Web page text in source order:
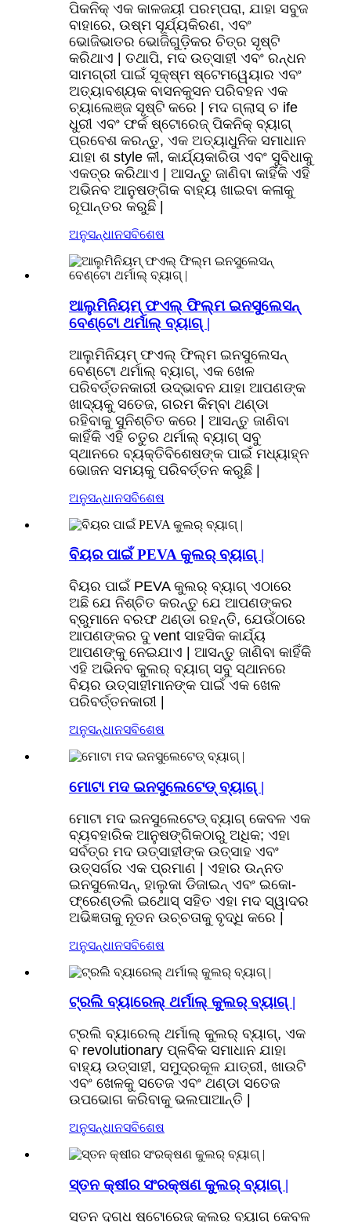
ପିକନିକ୍ ଏକ କାଳଜୟୀ ପରମ୍ପରା, ଯାହା ସବୁଜ
ବାହାରେ, ଉଷ୍ମ ସୂର୍ଯ୍ୟକିରଣ, ଏବଂ
ଭୋଜିଭାତର ଭୋଜିଗୁଡ଼ିକର ଚିତ୍ର ସୃଷ୍ଟି
କରିଥାଏ | ତଥାପି, ମଦ ଉତ୍ସାହୀ ଏବଂ ରନ୍ଧନ
ସାମଗ୍ରୀ ପାଇଁ ସୂକ୍ଷ୍ମ ଷ୍ଟେମୱେୟାର ଏବଂ
ଅତ୍ୟାବଶ୍ୟକ ବାସନକୁସନ ପରିବହନ ଏକ
ଚ୍ୟାଲେଞ୍ଜ ସୃଷ୍ଟି କରେ | ମଦ ଗ୍ଲାସ୍ ଚ ife
ଧୁରୀ ଏବଂ ଫର୍କ ଷ୍ଟୋରେଜ୍ ପିକନିକ୍ ବ୍ୟାଗ୍
ପ୍ରବେଶ କରନ୍ତୁ, ଏକ ଅତ୍ୟାଧୁନିକ ସମାଧାନ
ଯାହା ଶ style ଳୀ, କାର୍ଯ୍ୟକାରିତା ଏବଂ ସୁବିଧାକୁ
ଏକତ୍ର କରିଥାଏ | ଆସନ୍ତୁ ଜାଣିବା କାହିଁକି ଏହି
ଅଭିନବ ଆନୁଷଙ୍ଗିକ ବାହ୍ୟ ଖାଇବା କଳାକୁ
ରୂପାନ୍ତର କରୁଛି |
ଅନୁସନ୍ଧାନସବିଶେଷ
ଆଲୁମିନିୟମ୍ ଫଏଲ୍ ଫିଲ୍ମ ଇନସୁଲେସନ୍
ବେଣ୍ଟୋ ଥର୍ମାଲ୍ ବ୍ୟାଗ୍ |
ଆଲୁମିନିୟମ୍ ଫଏଲ୍ ଫିଲ୍ମ ଇନସୁଲେସନ୍
ବେଣ୍ଟୋ ଥର୍ମାଲ୍ ବ୍ୟାଗ୍, ଏକ ଖେଳ
ପରିବର୍ତ୍ତନକାରୀ ଉଦ୍ଭାବନ ଯାହା ଆପଣଙ୍କ
ଖାଦ୍ୟକୁ ସତେଜ, ଗରମ କିମ୍ବା ଥଣ୍ଡା
ରହିବାକୁ ସୁନିଶ୍ଚିତ କରେ | ଆସନ୍ତୁ ଜାଣିବା
କାହିଁକି ଏହି ଚତୁର ଥର୍ମାଲ୍ ବ୍ୟାଗ୍ ସବୁ
ସ୍ଥାନରେ ବ୍ୟକ୍ତିବିଶେଷଙ୍କ ପାଇଁ ମଧ୍ୟାହ୍ନ
ଭୋଜନ ସମୟକୁ ପରିବର୍ତ୍ତନ କରୁଛି |
ଅନୁସନ୍ଧାନସବିଶେଷ
ବିୟର ପାଇଁ PEVA କୁଲର୍ ବ୍ୟାଗ୍ |
ବିୟର ପାଇଁ PEVA କୁଲର୍ ବ୍ୟାଗ୍ ଏଠାରେ
ଅଛି ଯେ ନିଶ୍ଚିତ କରନ୍ତୁ ଯେ ଆପଣଙ୍କର
ବ୍ରୁମାନେ ବରଫ ଥଣ୍ଡା ରହନ୍ତି, ଯେଉଁଠାରେ
ଆପଣଙ୍କର ଦୁ vent ସାହସିକ କାର୍ଯ୍ୟ
ଆପଣଙ୍କୁ ନେଇଯାଏ | ଆସନ୍ତୁ ଜାଣିବା କାହିଁକି
ଏହି ଅଭିନବ କୁଲର୍ ବ୍ୟାଗ୍ ସବୁ ସ୍ଥାନରେ
ବିୟର ଉତ୍ସାହୀମାନଙ୍କ ପାଇଁ ଏକ ଖେଳ
ପରିବର୍ତ୍ତନକାରୀ |
ଅନୁସନ୍ଧାନସବିଶେଷ
ମୋଟା ମଦ ଇନସୁଲେଟେଡ୍ ବ୍ୟାଗ୍ |
ମୋଟା ମଦ ଇନସୁଲେଟେଡ୍ ବ୍ୟାଗ୍ କେବଳ ଏକ
ବ୍ୟବହାରିକ ଆନୁଷଙ୍ଗିକଠାରୁ ଅଧିକ; ଏହା
ସର୍ବତ୍ର ମଦ ଉତ୍ସାହୀଙ୍କ ଉତ୍ସାହ ଏବଂ
ଉତ୍ସର୍ଗର ଏକ ପ୍ରମାଣ | ଏହାର ଉନ୍ନତ
ଇନସୁଲେସନ୍, ହାଲୁକା ଡିଜାଇନ୍ ଏବଂ ଇକୋ-
ଫ୍ରେଣ୍ଡଲି ଇଥୋସ୍ ସହିତ ଏହା ମଦ ସ୍ୱାଦର
ଅଭିଜ୍ଞତାକୁ ନୂତନ ଉଚ୍ଚତାକୁ ବୃଦ୍ଧି କରେ |
ଅନୁସନ୍ଧାନସବିଶେଷ
ଟ୍ରଲି ବ୍ୟାରେଲ୍ ଥର୍ମାଲ୍ କୁଲର୍ ବ୍ୟାଗ୍ |
ଟ୍ରଲି ବ୍ୟାରେଲ୍ ଥର୍ମାଲ୍ କୁଲର୍ ବ୍ୟାଗ୍, ଏକ
ବ revolutionary ପ୍ଳବିକ ସମାଧାନ ଯାହା
ବାହ୍ୟ ଉତ୍ସାହୀ, ସମୁଦ୍ରକୂଳ ଯାତ୍ରୀ, ଖାଉଟି
ଏବଂ ଖେଳକୁ ସତେଜ ଏବଂ ଥଣ୍ଡା ସତେଜ
ଉପଭୋଗ କରିବାକୁ ଭଲପାଆନ୍ତି |
ଅନୁସନ୍ଧାନସବିଶେଷ
ସ୍ତନ କ୍ଷୀର ସଂରକ୍ଷଣ କୁଲର୍ ବ୍ୟାଗ୍ |
ସ୍ତନ ଦୁଗ୍ଧ ଷ୍ଟୋରେଜ୍ କୁଲର୍ ବ୍ୟାଗ୍ କେବଳ